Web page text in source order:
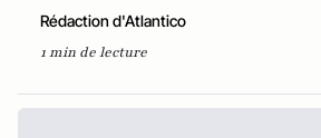
Rédaction d'Atlantico
1 min de lecture